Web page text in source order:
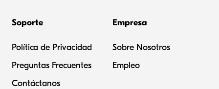
Soporte
Política de Privacidad
Preguntas Frecuentes
Contáctanos
Empresa
Sobre Nosotros
Empleo